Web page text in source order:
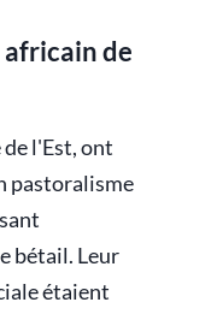
africain de
l'Est, ont
pastoralisme
bétail. Leur
étaient